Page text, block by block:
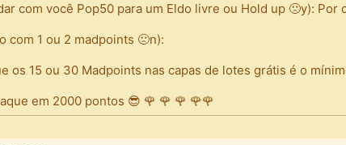
com você Pop50 para um Eldo livre ou Hold up 🙁y): Por
com 1 ou 2 madpoints 🙁n):
os 15 ou 30 Madpoints nas capas de lotes grátis é o
em 2000 pontos 😎 🌹 🌹 🌹 🌹🌹